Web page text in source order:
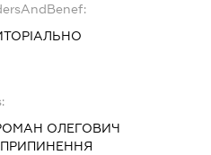
ОЛЕГОВИЧ
ПРИПИНЕННЯ